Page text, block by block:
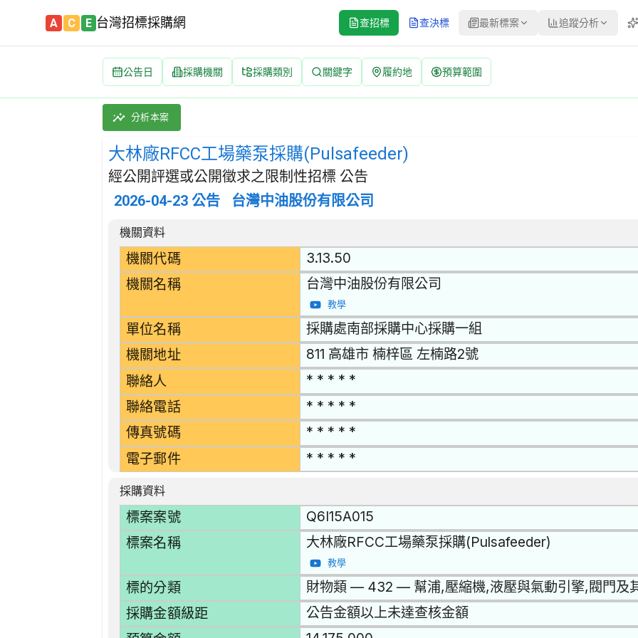
A C E 台灣招標採購網 查招標 查決標 最新標案 追蹤分析
公告日 採購機關 採購類別 關鍵字 履約地 預算範圍
大林廠RFCC工場藥泵採購(Pulsafeeder) 招標公告 | 案號：Q6I15A015 | 經公開評選或公開徵求之限制性
採購類別：財物類 幫浦,壓縮機,液壓與氣動引擎,閥門及其零件 | 招標方式：經公開評選或公開徵求之限
分析本案
大林廠RFCC工場藥泵採購(Pulsafeeder)
經公開評選或公開徵求之限制性招標 公告
2026-04-23 公告 台灣中油股份有限公司
招標公告詳細內容
機關資料
機關代碼 3.13.50
機關名稱 台灣中油股份有限公司
教學
單位名稱 採購處南部採購中心採購一組
機關地址 811 高雄市 楠梓區 左楠路2號
聯絡人 * * * * *
聯絡電話 * * * * *
傳真號碼 * * * * *
電子郵件 * * * * *
採購資料
標案案號 Q6I15A015
標案名稱 大林廠RFCC工場藥泵採購(Pulsafeeder)
教學
標的分類 財物類 — 432 — 幫浦,壓縮機,液壓與氣動引擎,閥門及
採購金額級距 公告金額以上未達查核金額